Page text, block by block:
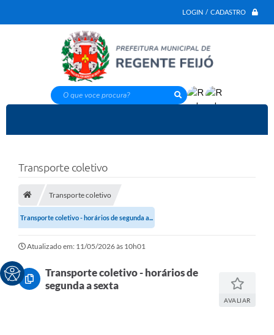
LOGIN / CADASTRO
O que voce procura?
Transporte coletivo
Transporte coletivo
Transporte coletivo - horários de segunda a...
Atualizado em: 11/05/2026 às 10h01
Transporte coletivo - horários de
segunda a sexta
AVALIAR